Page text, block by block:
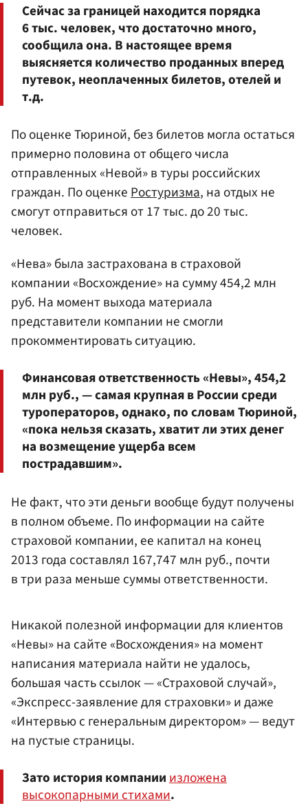
Сейчас за границей находится порядка
6 тыс. человек, что достаточно много,
сообщила она. В настоящее время
выясняется количество проданных вперед
путевок, неоплаченных билетов, отелей и
т.д.
По оценке Тюриной, без билетов могла остаться
примерно половина от общего числа
отправленных «Невой» в туры российских
граждан. По оценкеРостуризма, на отдых не
смогут отправиться от 17 тыс. до 20 тыс.
человек.
«Нева» была застрахована в страховой
компании «Восхождение» на сумму 454,2 млн
руб. На момент выхода материала
представители компании не смогли
прокомментировать ситуацию.
Финансовая ответственность «Невы», 454,2
млн руб., — самая крупная в России среди
туроператоров, однако, по словам Тюриной,
«пока нельзя сказать, хватит ли этих денег
на возмещение ущерба всем
пострадавшим».
Не факт, что эти деньги вообще будут получены
в полном объеме. По информации на сайте
страховой компании, ее капитал на конец
2013 года составлял 167,747 млн руб., почти
в три раза меньше суммы ответственности.
Никакой полезной информации для клиентов
«Невы» на сайте «Восхождения» на момент
написания материала найти не удалось,
большая часть ссылок — «Страховой случай»,
«Экспресс-заявление для страховки» и даже
«Интервью с генеральным директором» — ведут
на пустые страницы.
Зато история компанииизложена
высокопарными стихами.